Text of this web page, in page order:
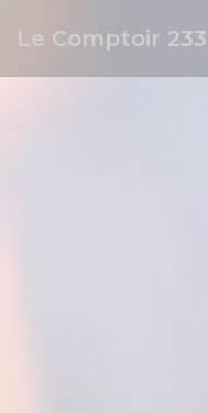
Le Comptoir 233